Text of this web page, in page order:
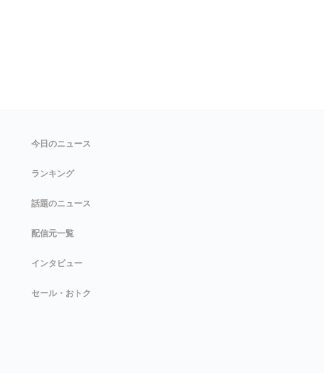
今日のニュース
ランキング
話題のニュース
配信元一覧
インタビュー
セール・おトク